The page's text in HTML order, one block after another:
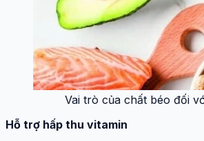
Vai trò của chất béo đối
Hỗ trợ hấp thu vitamin